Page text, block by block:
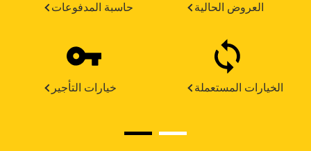
حاسبة المدفوعات العروض الحالية
خيارات التأجير الخيارات المستعملة